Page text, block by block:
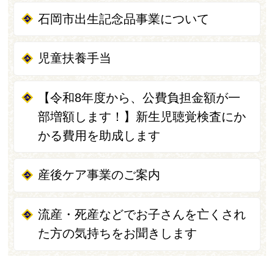
石岡市出生記念品事業について
児童扶養手当
【令和8年度から、公費負担金額が一
部増額します！】新生児聴覚検査にか
かる費用を助成します
産後ケア事業のご案内
流産・死産などでお子さんを亡くされ
た方の気持ちをお聞きします